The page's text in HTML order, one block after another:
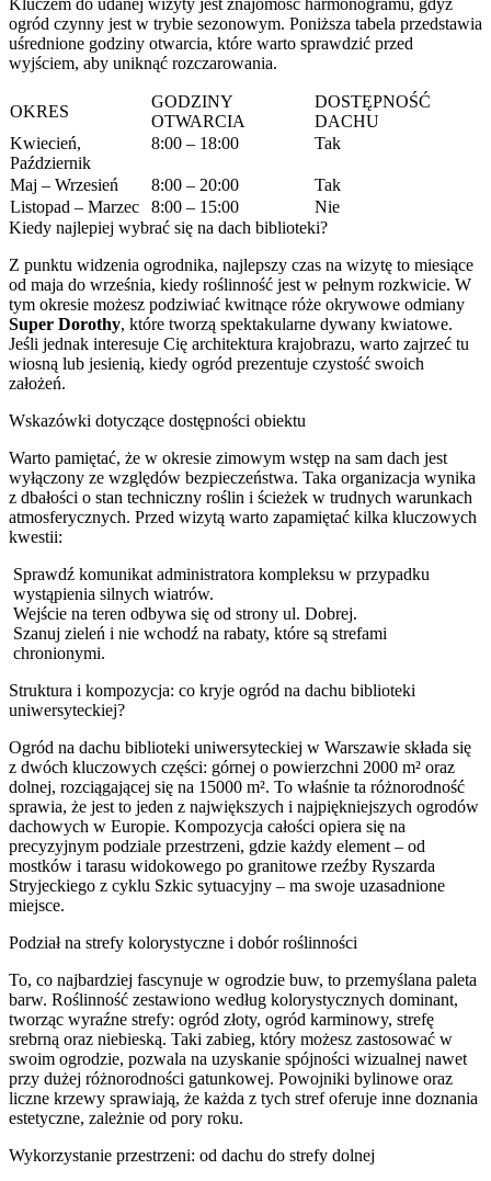
ogród czynny jest w trybie sezonowym. Poniższa tabela przedstawia
uśrednione godziny otwarcia, które warto sprawdzić przed
wyjściem, aby uniknąć rozczarowania.
OKRES
GODZINY
OTWARCIA
DOSTĘPNOŚĆ
DACHU
Kwiecień,
Październik
8:00 – 18:00 Tak
Maj – Wrzesień 8:00 – 20:00
Tak
Listopad – Marzec
8:00 – 15:00
Nie
Kiedy najlepiej wybrać się na dach biblioteki?
Z punktu widzenia ogrodnika, najlepszy czas na wizytę to miesiące
od maja do września, kiedy roślinność jest w pełnym rozkwicie. W
tym okresie możesz podziwiać kwitnące róże okrywowe odmiany
Super Dorothy, które tworzą spektakularne dywany kwiatowe.
Jeśli jednak interesuje Cię architektura krajobrazu, warto zajrzeć tu
wiosną lub jesienią, kiedy ogród prezentuje czystość swoich
założeń.
Wskazówki dotyczące dostępności obiektu
Warto pamiętać, że w okresie zimowym wstęp na sam dach jest
wyłączony ze względów bezpieczeństwa. Taka organizacja wynika
z dbałości o stan techniczny roślin i ścieżek w trudnych warunkach
atmosferycznych. Przed wizytą warto zapamiętać kilka kluczowych
kwestii:
Sprawdź komunikat administratora kompleksu w przypadku
wystąpienia silnych wiatrów.
Wejście na teren odbywa się od strony ul. Dobrej.
Szanuj zieleń i nie wchodź na rabaty, które są strefami
chronionymi.
Struktura i kompozycja: co kryje ogród na dachu biblioteki
uniwersyteckiej?
Ogród na dachu biblioteki uniwersyteckiej w Warszawie składa się
z dwóch kluczowych części: górnej o powierzchni 2000 m² oraz
dolnej, rozciągającej się na 15000 m². To właśnie ta różnorodność
sprawia, że jest to jeden z największych i najpiękniejszych ogrodów
dachowych w Europie. Kompozycja całości opiera się na
precyzyjnym podziale przestrzeni, gdzie każdy element – od
mostków i tarasu widokowego po granitowe rzeźby Ryszarda
Stryjeckiego z cyklu Szkic sytuacyjny – ma swoje uzasadnione
miejsce.
Podział na strefy kolorystyczne i dobór roślinności
To, co najbardziej fascynuje w ogrodzie buw, to przemyślana paleta
barw. Roślinność zestawiono według kolorystycznych dominant,
tworząc wyraźne strefy: ogród złoty, ogród karminowy, strefę
srebrną oraz niebieską. Taki zabieg, który możesz zastosować w
swoim ogrodzie, pozwala na uzyskanie spójności wizualnej nawet
przy dużej różnorodności gatunkowej. Powojniki bylinowe oraz
liczne krzewy sprawiają, że każda z tych stref oferuje inne doznania
estetyczne, zależnie od pory roku.
Wykorzystanie przestrzeni: od dachu do strefy dolnej